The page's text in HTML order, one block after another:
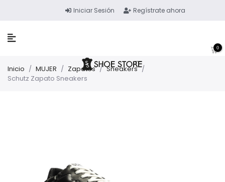
Iniciar Sesión Regístrate ahora
0
Inicio / MUJER / Zapatos / Sneakers /
Schutz Zapato Sneakers